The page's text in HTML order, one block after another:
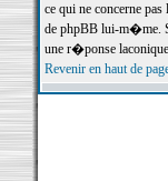
ce qui ne concerne
de phpBB lui-m�me.
une r�ponse
Revenir en haut de